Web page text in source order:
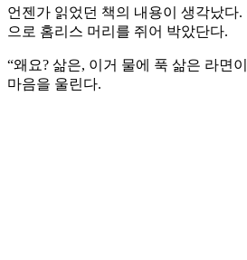
언젠가 읽었던 책의 내용이 생각났다
으로 홈리스 머리를 쥐어 박았단다.
“왜요? 삶은, 이거 물에 푹 삶은 라면
마음을 울린다.